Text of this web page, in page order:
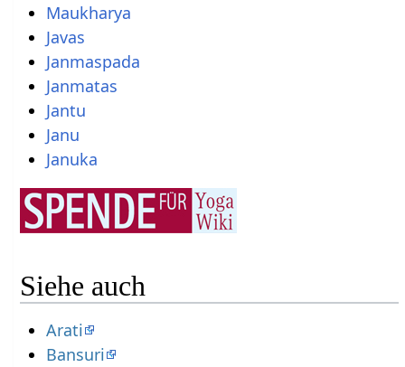
Maukharya
Javas
Janmaspada
Janmatas
Jantu
Janu
Januka
Siehe auch
Arati
Bansuri